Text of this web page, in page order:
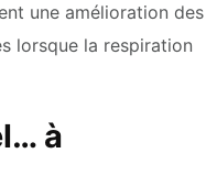
une amélioration des
lorsque la respiration
à